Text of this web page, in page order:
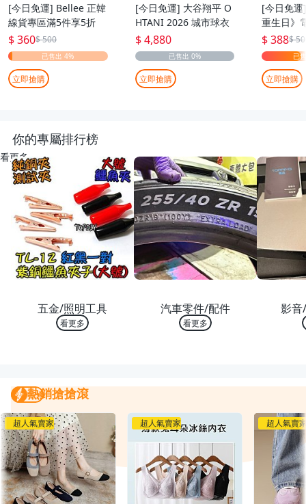
[今日免運] Bellee 正韓
線貨專區滿5件享5折
$ 360$ 500
立即搶購
[今日免運] 大谷翔平 O
HTANI 2026 城市球衣
$ 4,880
立即搶購
[今日免
重生日》
原封殼卡
$ 388$
立即搶購
你的專屬排行榜
看更多
熱銷 TOP 10
五金/照明工具
看更多
熱銷 TOP 10
汽車零件/配件
看更多
熱
影
熱銷搶搶滾
熱銷搶搶滾
我要曝光
超人氣賣家 超人氣賣家 超人氣賣